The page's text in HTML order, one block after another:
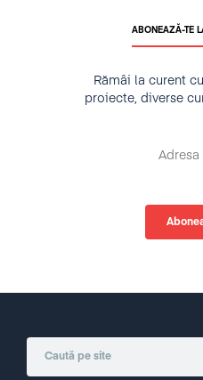
ABONEAZĂ-TE
Rămâi la curent
proiecte, diverse